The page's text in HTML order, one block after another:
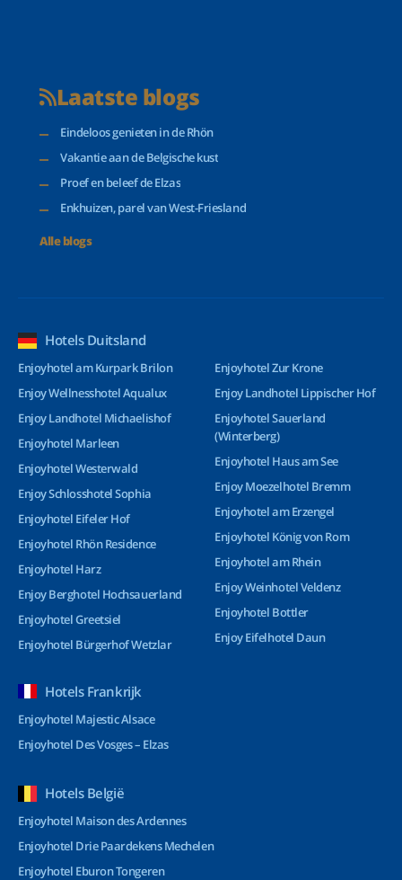
Laatste blogs
Eindeloos genieten in de Rhön
Vakantie aan de Belgische kust
Proef en beleef de Elzas
Enkhuizen, parel van West-Friesland
Alle blogs
Hotels Duitsland
Enjoyhotel am Kurpark Brilon
Enjoy Wellnesshotel Aqualux
Enjoy Landhotel Michaelishof
Enjoyhotel Marleen
Enjoyhotel Westerwald
Enjoy Schlosshotel Sophia
Enjoyhotel Eifeler Hof
Enjoyhotel Rhön Residence
Enjoyhotel Harz
Enjoy Berghotel Hochsauerland
Enjoyhotel Greetsiel
Enjoyhotel Bürgerhof Wetzlar
Enjoyhotel Zur Krone
Enjoy Landhotel Lippischer Hof
Enjoyhotel Sauerland
(Winterberg)
Enjoyhotel Haus am See
Enjoy Moezelhotel Bremm
Enjoyhotel am Erzengel
Enjoyhotel König von Rom
Enjoyhotel am Rhein
Enjoy Weinhotel Veldenz
Enjoyhotel Bottler
Enjoy Eifelhotel Daun
Hotels Frankrijk
Enjoyhotel Majestic Alsace
Enjoyhotel Des Vosges – Elzas
Hotels België
Enjoyhotel Maison des Ardennes
Enjoyhotel Drie Paardekens Mechelen
Enjoyhotel Eburon Tongeren